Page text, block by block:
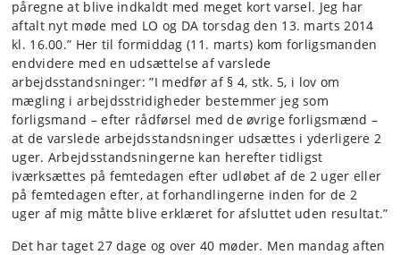
påregne at blive indkaldt med meget kort varsel. Jeg har
aftalt nyt møde med LO og DA torsdag den 13. marts 2014
kl. 16.00.” Her til formiddag (11. marts) kom forligsmanden
endvidere med en udsættelse af varslede
arbejdsstandsninger: ”I medfør af § 4, stk. 5, i lov om
mægling i arbejdsstridigheder bestemmer jeg som
forligsmand – efter rådførsel med de øvrige forligsmænd –
at de varslede arbejdsstandsninger udsættes i yderligere 2
uger. Arbejdsstandsningerne kan herefter tidligst
iværksættes på femtedagen efter udløbet af de 2 uger eller
på femtedagen efter, at forhandlingerne inden for de 2
uger af mig måtte blive erklæret for afsluttet uden resultat.”
Det har taget 27 dage og over 40 møder. Men mandag aften